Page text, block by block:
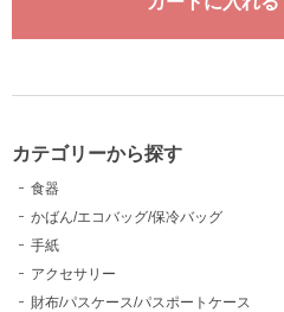
カテゴリーから探す
食器
かばん/エコバッグ/保冷バッグ
手紙
アクセサリー
財布/パスケース/パスポートケース